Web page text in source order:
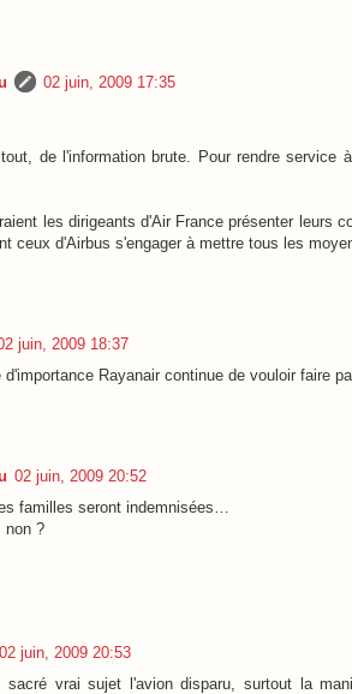
02 juin, 2009 17:35
de l'information brute. Pour rendre service
les dirigeants d'Air France présenter leurs
ceux d'Airbus s'engager à mettre tous les
juin, 2009 18:37
d'importance Rayanair continue de vouloir faire
02 juin, 2009 20:52
familles seront indemnisées…
non ?
02 juin, 2009 20:53
sacré vrai sujet l'avion disparu, surtout la